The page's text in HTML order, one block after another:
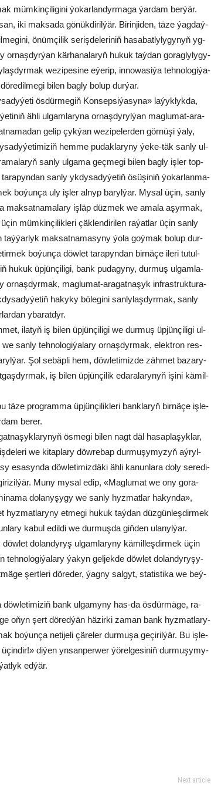
müm­kin­çi­li­gi­ni ýo­kar­lan­dyr­ma­ga ýar­dam ber­ýär.
iki mak­sa­da gö­nük­di­ril­ýär. Bi­rin­ji­den, tä­ze ýag­daý­
önüm­çi­lik se­riş­de­le­ri­niň ha­sa­bat­ly­ly­gy­nyň yg­
or­naş­dyr­ýan kär­ha­na­la­ryň hu­kuk taý­dan go­rag­ly­ly­gy­
we­zi­pe­si­ne eýe­rip, in­no­wa­si­ýa teh­no­lo­gi­ýa­
bi­len bag­ly bo­lup dur­ýar.
ös­dür­me­giň Kon­sep­si­ýa­sy­na» la­ýyk­lyk­da,
äh­li ul­gam­la­ry­na or­naş­dy­ryl­ýan mag­lu­mat-ara­
ge­lip çyk­ýan we­zi­pe­ler­den gör­nü­şi ýa­ly,
hem­me pu­dak­la­ry­ny ýe­ke-täk san­ly ul­
san­ly ul­ga­ma geç­me­gi bi­len bag­ly iş­ler top­
san­ly yk­dy­sa­dy­ýe­tiň ösü­şi­niň ýo­kar­lan­ma­
bo­ýun­ça uly iş­ler al­nyp ba­ryl­ýar. My­sal üçin, san­ly
iş­läp düz­mek we ama­la aşyr­mak,
müm­kin­çi­lik­le­ri çäk­len­di­ri­len ra­ýat­lar üçin san­ly
mak­sat­na­ma­sy­ny ýo­la goý­mak bo­lup dur­
bo­ýun­ça döw­let ta­ra­pyn­dan bir­nä­çe ile­ri tu­tul­
hu­kuk üp­jün­çi­li­gi, bank pu­da­gy­ny, dur­muş ul­gam­la­
or­naş­dyr­mak, mag­lu­mat-ara­gat­na­şyk inf­rast­ruk­tu­ra­
ha­ky­ky bö­le­gi­ni san­ly­laş­dyr­mak, san­ly
yba­rat­dyr.
ila­tyň iş bi­len üp­jün­çi­li­gi we dur­muş üp­jün­çi­li­gi ul­
san­ly teh­no­lo­gi­ýa­la­ry or­naş­dyr­mak, elekt­ron res­
Şol se­bäp­li hem, döw­le­ti­miz­de zäh­met ba­za­ry­
iş bi­len üp­jün­çi­lik eda­ra­la­ry­nyň işi­ni kä­mil­
tä­ze prog­ram­ma üp­jün­çi­lik­le­ri bank­la­ryň bir­nä­çe iş­le­
be­rer.
ös­me­gi bi­len nagt däl ha­sap­la­şyk­lar,
we ki­tap­la­ry döw­re­bap dur­mu­şy­my­zyň aý­ryl­
esa­syn­da döw­le­ti­miz­dä­ki äh­li ka­nun­la­ra do­ly se­re­di­
Mu­ny my­sal edip, «Mag­lu­mat we ony go­ra­
do­lany­şy­gy we san­ly hyz­mat­lar ha­kyn­da»,
hyz­mat­la­ry­ny et­me­gi hu­kuk taý­dan düz­gün­leş­dir­mek
ka­bul edil­di we dur­muş­da giň­den ula­nyl­ýar.
do­lan­dy­ryş ul­gam­la­ry­ny kä­mil­leş­dir­mek üçin
teh­no­lo­gi­ýa­la­ry ýa­kyn gel­jek­de döw­let do­lan­dy­ry­şy­
şert­le­ri dö­re­der, ýag­ny sal­gyt, sta­tis­ti­ka we beý­
bank ul­ga­my­ny has-da ös­dür­mä­ge, ra­
oňyn şert dö­red­ýän hä­zir­ki za­man bank hyz­mat­la­ry­
bo­ýun­ça ne­ti­je­li çä­re­ler dur­mu­şa ge­çi­ril­ýär. Bu iş­le­
di­ýen yn­san­per­wer ýö­rel­ge­si­niň dur­mu­şy­my­
ed­ýär.
Next article